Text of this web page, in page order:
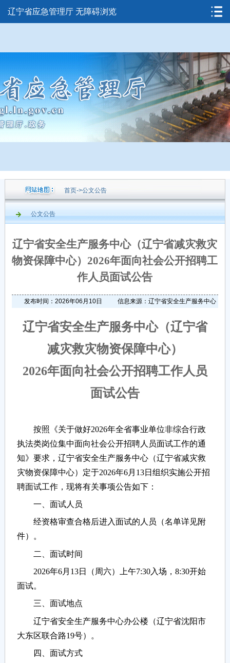
辽宁省应急管理厅 无障碍浏览
首页->公文公告
公文公告
辽宁省安全生产服务中心（辽宁省减灾救灾
物资保障中心）2026年面向社会公开招聘工
作人员面试公告
发布时间：2026年06月10日 信息来源：辽宁省安全生产服务中心
辽宁省安全生产服务中心（辽宁省
减灾救灾物资保障中心）
2026年面向社会公开招聘工作人员
面试公告
按照《关于做好2026年全省事业单位非综合行政
执法类岗位集中面向社会公开招聘人员面试工作的通
知》要求，辽宁省安全生产服务中心（辽宁省减灾救
灾物资保障中心）定于2026年6月13日组织实施公开招
聘面试工作，现将有关事项公告如下：
一、面试人员
经资格审查合格后进入面试的人员（名单详见附
件）。
二、面试时间
2026年6月13日（周六）上午7:30入场，8:30开始
面试。
三、面试地点
辽宁省安全生产服务中心办公楼（辽宁省沈阳市
大东区联合路19号）。
四、面试方式